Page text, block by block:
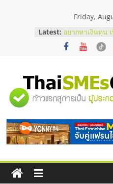
Friday,
Latest: บริษัท
วิธีเลือกผู้ให้บริ
โจทย์ธุรกิจ
สัมมนาออนไลน์
บริการน้ำมัน
สัมมนาลงทุน แ
ไชส์ ครั้งที่ 8
ร้านเครื่องเสีย
โซลูชันระบบภา
"ศูนย์
รวม
ข้อมูล